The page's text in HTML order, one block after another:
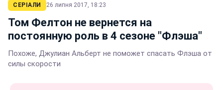
СЕРІАЛИ 26 липня 2017, 18:23
Том Фелтон не вернется на
постоянную роль в 4 сезоне "Флэша"
Похоже, Джулиан Альберт не поможет спасать Флэша от
силы скорости